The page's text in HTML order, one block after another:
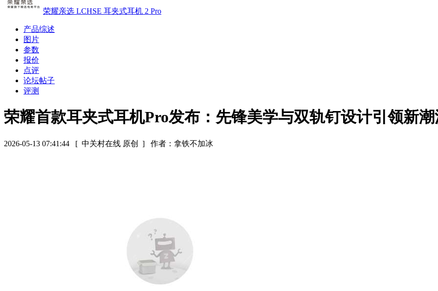
荣耀亲选 LCHSE 耳夹式耳机 2 Pro
产品综述
图片
参数
报价
点评
论坛帖子
评测
荣耀首款耳夹式耳机Pro发布：先锋美学与双轨钉设计引领新
2026-05-13 07:41:44 [ 中关村在线 原创 ] 作者：拿铁不加冰